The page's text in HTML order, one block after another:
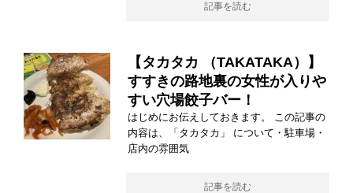
記事を読む
【タカタカ （TAKATAKA）】
すすきの路地裏の女性が入りや
すい穴場餃子バー！
はじめにお伝えしておきます。 この記事の
内容は、「タカタカ」 について・駐車場・
店内の雰囲気
記事を読む